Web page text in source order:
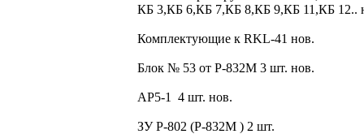
КБ 3,КБ 6,КБ 7,КБ 8,КБ 9,КБ 11,КБ 12..
Комплектующие к RKL-41 нов.
Блок № 53 от Р-832М 3 шт. нов.
АР5-1 4 шт. нов.
ЗУ Р-802 (Р-832М ) 2 шт.